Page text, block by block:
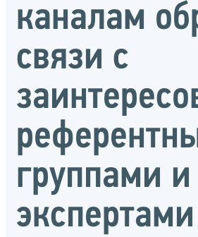
каналам
связи с
группами и
экспертами